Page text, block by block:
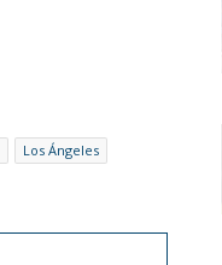
Los Ángeles